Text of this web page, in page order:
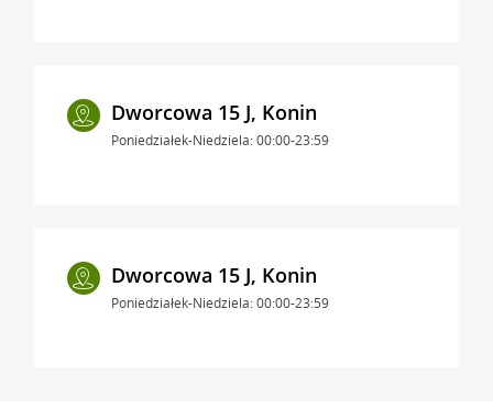
Dworcowa 15 J, Konin
Poniedziałek-Niedziela: 00:00-23:59
Dworcowa 15 J, Konin
Poniedziałek-Niedziela: 00:00-23:59